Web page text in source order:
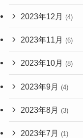
2023年12月 (4)
2023年11月 (6)
2023年10月 (8)
2023年9月 (4)
2023年8月 (3)
2023年7月 (1)